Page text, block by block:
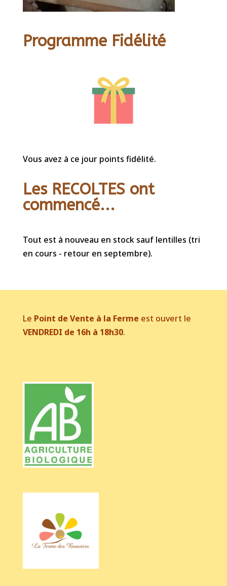
Programme Fidélité
Vous avez à ce jour points fidélité.
Les RECOLTES ont
commencé...
Tout est à nouveau en stock sauf lentilles (tri
en cours - retour en septembre).
Le Point de Vente à la Ferme est ouvert le
VENDREDI de 16h à 18h30.